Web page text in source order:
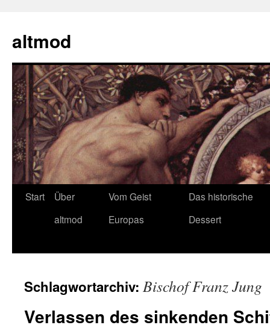
springen
altmod
Start
Über
altmod
Vom Geist
Europas
Das historische
Dessert
Schlagwortarchiv: Bischof Franz Jung
Verlassen des sinkenden